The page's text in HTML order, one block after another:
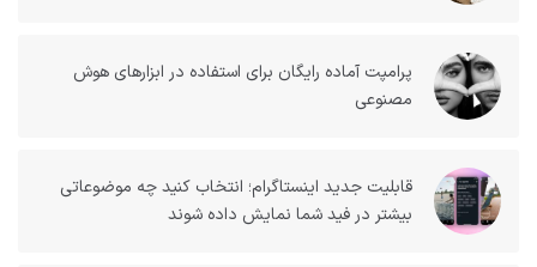
پرامپت آماده رایگان برای استفاده در ابزارهای هوش
مصنوعی
قابلیت جدید اینستاگرام؛ انتخاب کنید چه موضوعاتی
بیشتر در فید شما نمایش داده شوند